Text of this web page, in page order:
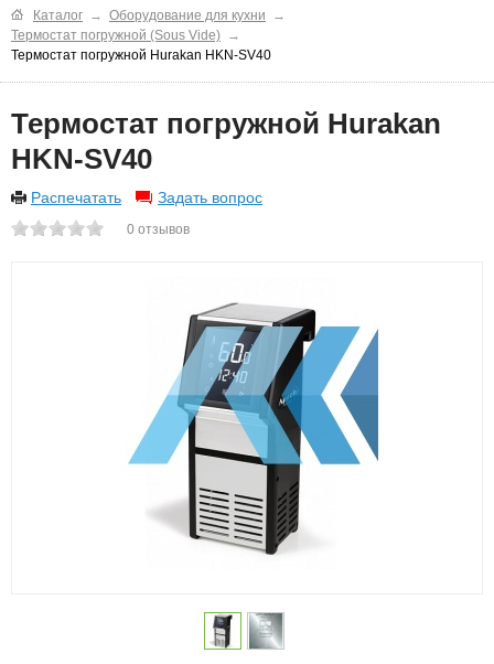
Каталог → Оборудование для кухни
→
Термостат погружной (Sous Vide) →
Термостат погружной Hurakan HKN-SV40
Термостат погружной Hurakan
HKN-SV40
Распечатать Задать вопрос
0 отзывов